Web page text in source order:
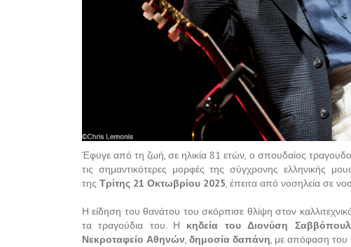
Έφυγε από τη ζωή, σε ηλικία 81 ετών, ο σπουδαίος
τις σημαντικότερες μορφές της σύγχρονης ελληνικής
της Τρίτης 21 Οκτωβρίου 2025, έπειτα από νοσηλεία σε
Η είδηση του θανάτου του σκόρπισε θλίψη στον
τα τραγούδια του. Η κηδεία του Διονύση
Νεκροταφείο Αθηνών, δημοσία δαπάνη, με απόφαση του